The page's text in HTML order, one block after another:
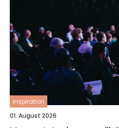
inspiration
01. August 2026